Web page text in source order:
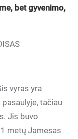
bet gyvenimo,
vyras yra
tačiau
Jis buvo
metų Jamesas